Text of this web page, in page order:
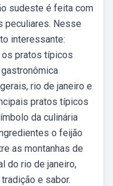
sudeste é feita com
peculiares. Nesse
interessante:
os pratos típicos
rio de janeiro e
pratos típicos
da culinária
o feijão
as montanhas de
do rio de janeiro,
e sabor.